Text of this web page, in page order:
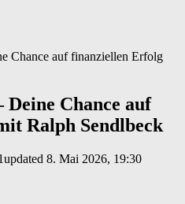
Chance auf finanziellen Erfolg
Deine Chance auf
Ralph Sendlbeck
updated 8. Mai 2026, 19:30